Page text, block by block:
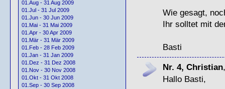
01.Aug - 31 Aug 2009
01.Jul - 31 Jul 2009
01.Jun - 30 Jun 2009
01.Mai - 31 Mai 2009
01.Apr - 30 Apr 2009
01.Mär - 31 Mär 2009
01.Feb - 28 Feb 2009
01.Jan - 31 Jan 2009
01.Dez - 31 Dez 2008
01.Nov - 30 Nov 2008
01.Okt - 31 Okt 2008
01.Sep - 30 Sep 2008
Wie gesagt,
Ihr solltet mit
Basti
Nr. 4, Christian
Hallo Basti,